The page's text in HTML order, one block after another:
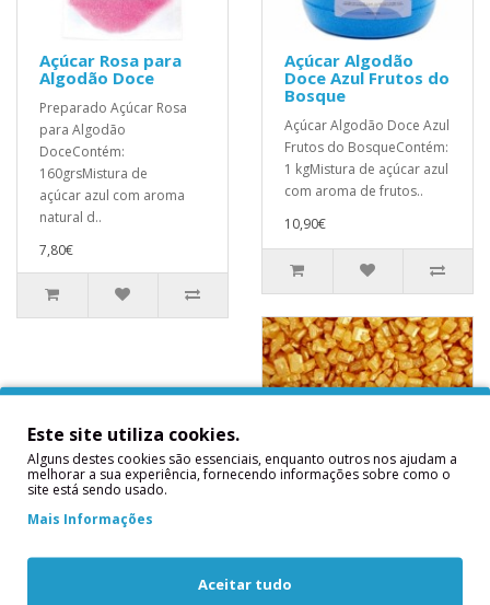
Açúcar Rosa para
Algodão Doce
Preparado Açúcar Rosa
para Algodão
DoceContém:
160grsMistura de
açúcar azul com aroma
natural d..
7,80€
Açúcar Algodão
Doce Azul Frutos do
Bosque
Açúcar Algodão Doce Azul
Frutos do BosqueContém:
1 kgMistura de açúcar azul
com aroma de frutos..
10,90€
Brilhante
Açúcar Cristal Ouro
Este site utiliza cookies.
Alguns destes cookies são essenciais, enquanto outros nos ajudam a
melhorar a sua experiência, fornecendo informações sobre como o
site está sendo usado.
Mais Informações
Aceitar tudo